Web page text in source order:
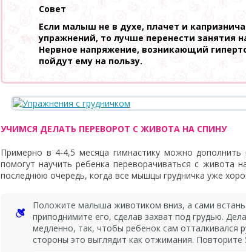
Совет
Если малыш не в духе, плачет и
упражнений, то лучше перенести занятия
Нервное напряжение, возникающий
пойдут ему на пользу.
УЧИМСЯ ДЕЛАТЬ ПЕРЕВОРОТ С ЖИВОТА НА СПИНУ
Примерно в 4-4,5 месяца гимнастику можно
помогут научить ребенка переворачиваться с живота
последнюю очередь, когда все мышцы грудничка уже
Положите малыша животиком вниз, а сами
приподнимите его, сделав захват под грудью.
медленно, так, чтобы ребенок сам отталкивался
стороны это выглядит как отжимания. Повторите